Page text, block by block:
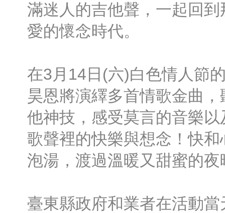
滿迷人的吉他聲，一起回
愛的懷念時代。
在3月14日(六)白色情人節
昊恩將演繹多首情歌金曲
他神技，感受莫言的音樂
歌聲裡的快樂與想念！快
泡湯，渡過溫暖又甜蜜的夜
臺東縣政府和業者在活動